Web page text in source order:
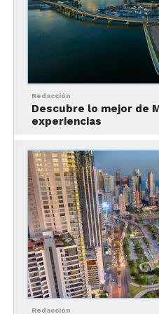
del reloj, la
Wheel, el Museo
Centro de
Calles
Boulevard y Rue
Tarifas
Los hoteles económicos
CAD; los de gama media,
los de lujo, entre $250 y
2. Downtown
Redacción
Descubre lo mejor de
experiencias
Redacción